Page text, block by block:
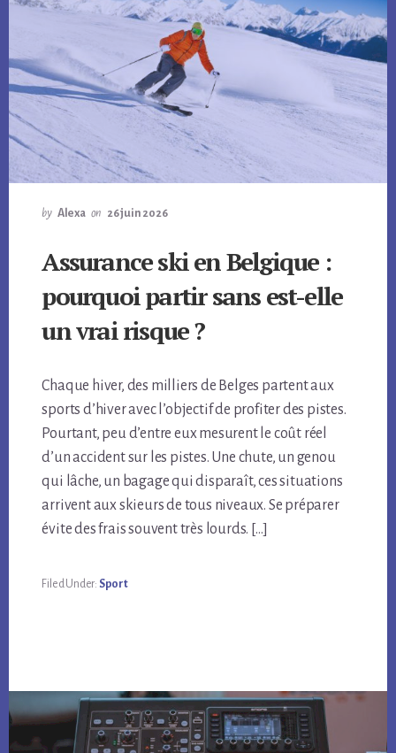
by Alexa on 26 juin 2026
Assurance ski en Belgique :
pourquoi partir sans est-elle
un vrai risque ?
Chaque hiver, des milliers de Belges partent aux
sports d’hiver avec l’objectif de profiter des pistes.
Pourtant, peu d’entre eux mesurent le coût réel
d’un accident sur les pistes. Une chute, un genou
qui lâche, un bagage qui disparaît, ces situations
arrivent aux skieurs de tous niveaux. Se préparer
évite des frais souvent très lourds. […]
Filed Under: Sport